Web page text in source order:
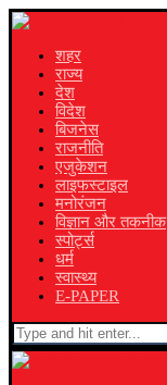
शहर
राज्य
देश
विदेश
बिजनेस
राजनीति
एजुकेशन
लाइफस्टाइल
मनोरंजन
विज्ञान और तकनीक
स्पोर्ट्स
धर्म
स्वास्थ्य
E-PAPER